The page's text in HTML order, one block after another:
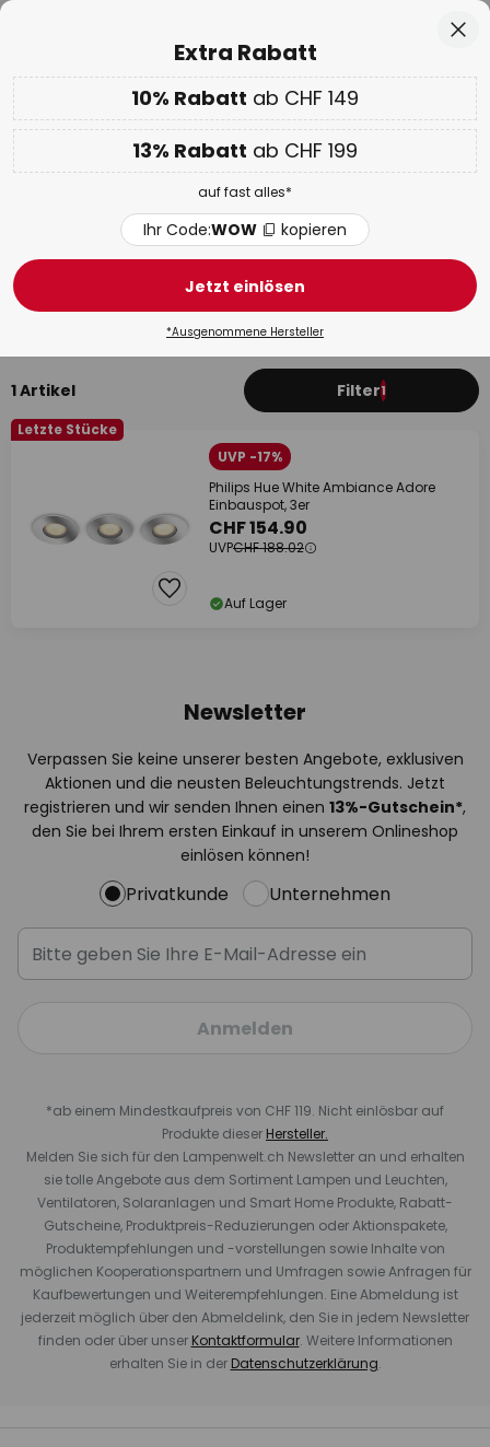
Nur
01D 01H 16M 15S
10% ab CHF 149 & 13% ab CHF 199 extraauf fast alles
Code:WOW kopieren
WOW Week:Bis zu -70%
Einbaustrahler, Downlights mit
Fernbedienung
Deckeneinbaustrahler LED Einbaustrahler Hochvolt
1 Artikel Filter1
Letzte Stücke
UVP -17%
Philips Hue White Ambiance Adore
Einbauspot, 3er
CHF 154.90
UVPCHF 188.02
Auf Lager
Newsletter
Verpassen Sie keine unserer besten Angebote, exklusiven
Aktionen und die neusten Beleuchtungstrends. Jetzt
registrieren und wir senden Ihnen einen 13%-Gutschein*,
den Sie bei Ihrem ersten Einkauf in unserem Onlineshop
einlösen können!
Privatkunde Unternehmen
Anmelden
*ab einem Mindestkaufpreis von CHF 119. Nicht einlösbar auf
Produkte dieser Hersteller.
Melden Sie sich für den Lampenwelt.ch Newsletter an und erhalten
sie tolle Angebote aus dem Sortiment Lampen und Leuchten,
Ventilatoren, Solaranlagen und Smart Home Produkte, Rabatt-
Gutscheine, Produktpreis-Reduzierungen oder Aktionspakete,
Produktempfehlungen und -vorstellungen sowie Inhalte von
möglichen Kooperationspartnern und Umfragen sowie Anfragen für
Kaufbewertungen und Weiterempfehlungen. Eine Abmeldung ist
jederzeit möglich über den Abmeldelink, den Sie in jedem Newsletter
finden oder über unser Kontaktformular. Weitere Informationen
erhalten Sie in der Datenschutzerklärung.
Extra Rabatt
10% Rabatt ab CHF 149
13% Rabatt ab CHF 199
auf fast alles*
Ihr Code:WOW kopieren
Jetzt einlösen
*Ausgenommene Hersteller